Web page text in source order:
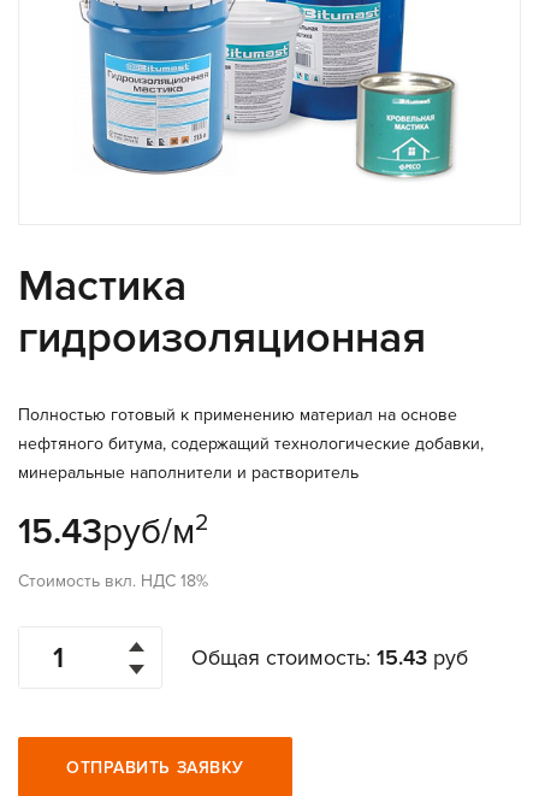
Мастика
гидроизоляционная
Полностью готовый к применению материал на основе
нефтяного битума, содержащий технологические добавки,
минеральные наполнители и растворитель
15.43руб/м2
Стоимость вкл. НДС 18%
Общая стоимость: 15.43 руб
ОТПРАВИТЬ ЗАЯВКУ